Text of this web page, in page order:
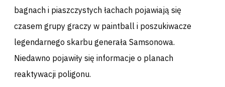
bagnach i piaszczystych łachach pojawiają się
czasem grupy graczy w paintball i poszukiwacze
legendarnego skarbu generała Samsonowa.
Niedawno pojawiły się informacje o planach
reaktywacji poligonu.